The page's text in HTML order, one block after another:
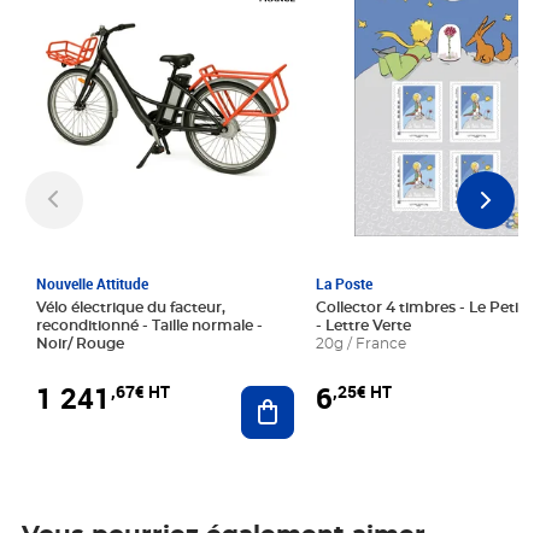
Nouvelle Attitude
Vélo électrique du facteur,
reconditionné - Taille normale -
Noir/ Rouge
1 241 ,67€ HT Ajouter au panier
La Poste
Collector 4 timbres - Le Petit
- Lettre Verte
20g / France
6,25€ HT